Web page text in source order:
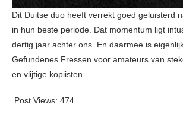
Dit Duitse duo heeft verrekt goed geluisterd
in hun beste periode. Dat momentum ligt
dertig jaar achter ons. En daarmee is
Gefundenes Fressen voor amateurs van
en vlijtige kopiisten.
Post Views: 474